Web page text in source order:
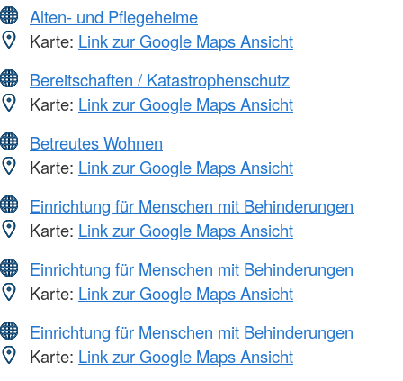
Alten- und Pflegeheime
Karte: Link zur Google Maps Ansicht
Bereitschaften / Katastrophenschutz
Karte: Link zur Google Maps Ansicht
Betreutes Wohnen
Karte: Link zur Google Maps Ansicht
Einrichtung für Menschen mit Behinderungen
Karte: Link zur Google Maps Ansicht
Einrichtung für Menschen mit Behinderungen
Karte: Link zur Google Maps Ansicht
Einrichtung für Menschen mit Behinderungen
Karte: Link zur Google Maps Ansicht